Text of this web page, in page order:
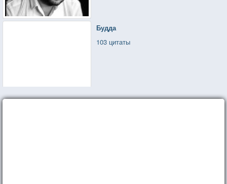
Будда
103 цитаты